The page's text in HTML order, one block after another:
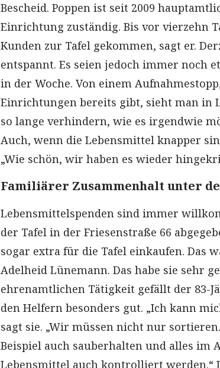
Bescheid. Poppen ist seit 2009
Einrichtung zuständig. Bis vor vierzehn
Kunden zur Tafel gekommen, sagt er.
entspannt. Es seien jedoch immer noch
in der Woche. Von einem
Einrichtungen bereits gibt, sieht man in
so lange verhindern, wie es irgendwie
Auch, wenn die Lebensmittel knapper
„Wie schön, wir haben es wieder
Familiärer Zusammenhalt unter
Lebensmittelspenden sind immer
der Tafel in der Friesenstraße 66
sogar extra für die Tafel einkaufen. Das
Adelheid Lünemann. Das habe sie sehr
ehrenamtlichen Tätigkeit gefällt der 83-
den Helfern besonders gut. „Ich kann
sagt sie. „Wir müssen nicht nur
Beispiel auch sauberhalten und alles im
Lebensmittel auch kontrolliert werden.“